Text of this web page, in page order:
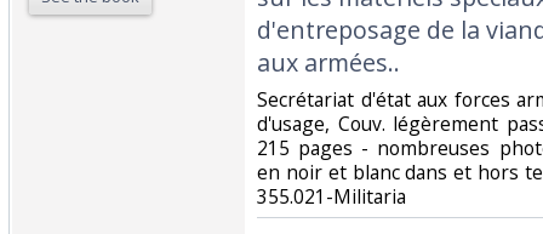
d'entreposage de la
aux armées..‎
‎Secrétariat d'état aux forces
d'usage, Couv. légèrement
215 pages - nombreuses
en noir et blanc dans et hors
355.021-Militaria‎